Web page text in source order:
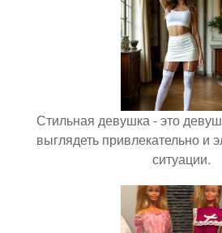
Стильная девушка - это
выглядеть привлекательно и
ситуации.